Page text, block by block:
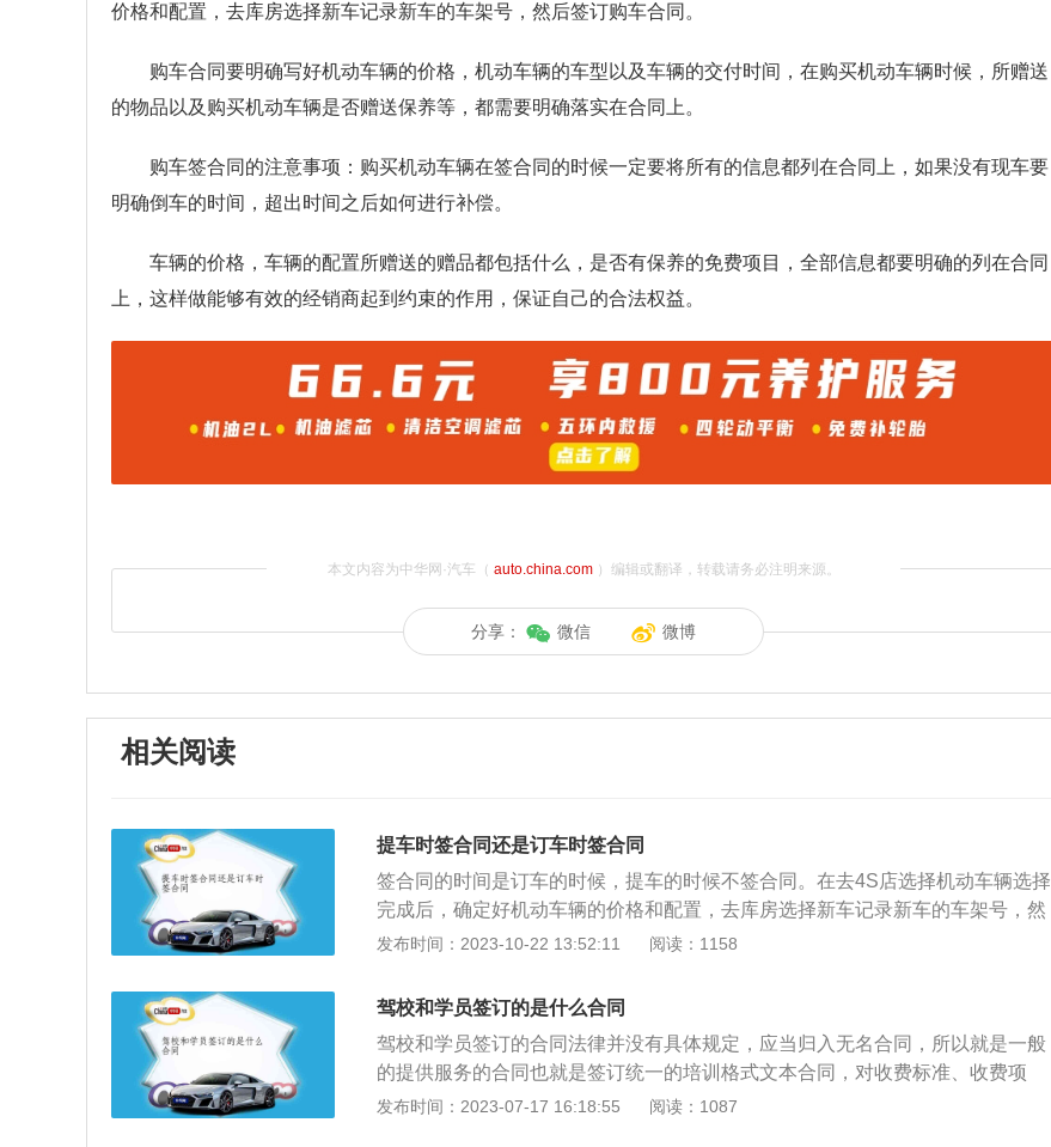
价格和配置，去库房选择新车记录新车的车架号，然后签订购车合同。
购车合同要明确写好机动车辆的价格，机动车辆的车型以及车辆的交付时间，在购买机动车辆时候，所赠送
的物品以及购买机动车辆是否赠送保养等，都需要明确落实在合同上。
购车签合同的注意事项：购买机动车辆在签合同的时候一定要将所有的信息都列在合同上，如果没有现车要
明确倒车的时间，超出时间之后如何进行补偿。
车辆的价格，车辆的配置所赠送的赠品都包括什么，是否有保养的免费项目，全部信息都要明确的列在合同
上，这样做能够有效的经销商起到约束的作用，保证自己的合法权益。
本文内容为中华网·汽车（ auto.china.com）编辑或翻译，转载请务必注明来源。
分享： 微信 微博
相关阅读
提车时签合同还是订车时签合同
签合同的时间是订车的时候，提车的时候不签合同。在去4S店选择机动车辆选择
完成后，确定好机动车辆的价格和配置，去库房选择新车记录新车的车架号，然
后签订购车合同。购车合同要明确写好机动车辆的价格，机动车辆的车型以及车
保养等，都需要明确落实在合同上。购车签合同的注意事项：购买机动车辆在签
合同的时候一定要将所有的信息都列在合同上，如果没有现车要明确倒车的时
间，超出时间之后如何进行补偿。车辆的价格，车辆的配置所赠送的赠品都包括
什么，是否有保养的免费项目，全部信息都要明确的列在合同上，这样做能够有
效的经销商起到约束的作用，保证自己的合法权益。
发布时间：2023-10-22 13:52:11 阅读：1158
驾校和学员签订的是什么合同
驾校和学员签订的合同法律并没有具体规定，应当归入无名合同，所以就是一般
的提供服务的合同也就是签订统一的培训格式文本合同，对收费标准、收费项
目、培训科目学时以及退费程序、违约金等容易产生纠纷的问题予以明确约定。
发布时间：2023-07-17 16:18:55 阅读：1087